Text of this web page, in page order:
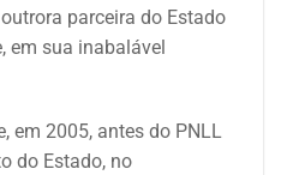
parceira do Estado
em sua inabalável
em 2005, antes do PNLL
do Estado, no